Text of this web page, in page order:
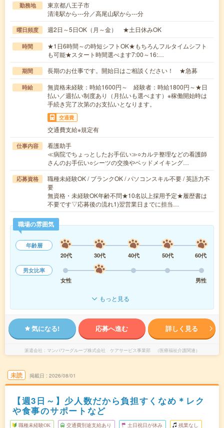
勤務地
東京都八王子市
清滝駅から---分／高尾山駅から---分
曜日頻度 週2日～5日OK（月～金） ★土日休みOK
時間
★1日6時間～の時短シフトOK★もちろんフルタイムシフト
も可能★スタート時間選べます7:00～16:…
期間 長期のお仕事です。開始日はご相談ください！ ★急募
時給
無資格未経験：時給1600円～ 経験者：時給1800円～★日
払い／週払い制度あり（月払いも選べます）※稼働開始時は
手続き完了次第のお支払いとなります。
交通費
交通費支給※規定有
仕事内容
看護助手
≪病院でちょっとしたお手伝い≫○カルテ整理などの看護師
さんのお手伝い○シーツの交換やベッドメイキング…
応募資格
職種未経験OK / ブランクOK / パソコンスキル不要 / 英語力不
要
無資格・未経験OK年齢不問★10名以上採用予定★履歴書は
不要です▽応募後の流れ1)翌営業日までに担当…
職場の雰囲気
年齢層
20代
30代 40代 50代
60代
男女比率
女性
男性
もっと見る
気になる! 応募へ進む 詳しく見る
派遣会社 マンパワーグループ株式会社 ケアサービス事業部 （医療福祉介護関連）
未読 掲載日 2026/08/01
【週3日～】少人数だから負担すくなめ＊レク
や食事のサポートなど
職種未経験OK 交通費別途支給あり 土日祝日が休み 残業なし